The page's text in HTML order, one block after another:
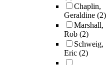
Chaplin,
Geraldine (2)
Marshall,
Rob (2)
Schweig,
Eric (2)